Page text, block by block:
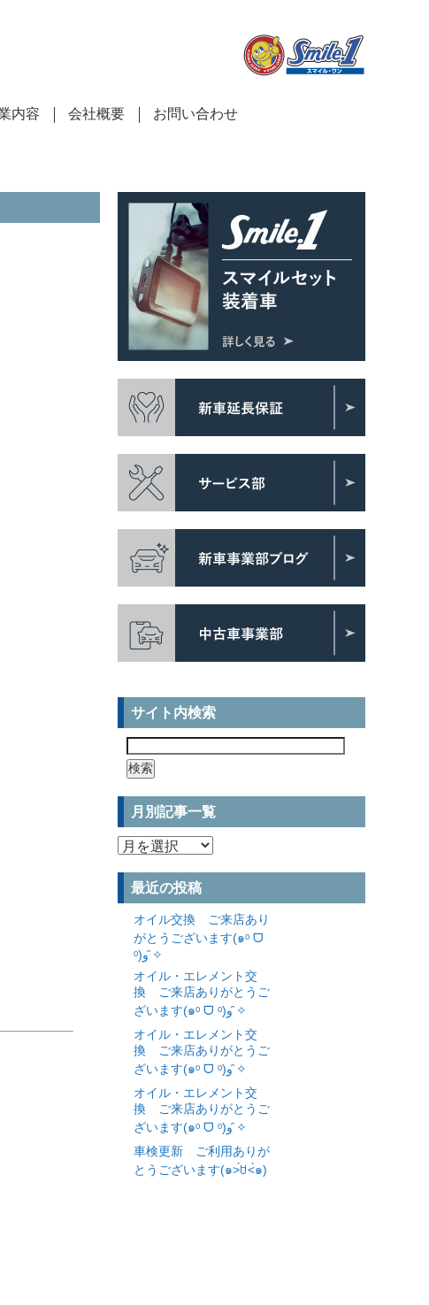
内容 会社概要 お問い合わせ
サイト内検索
検
索:
月別記事一覧
月
最近の投稿
オイル交換 ご来店あり
がとうございます(๑ᵒ ᗜ
ᵒ)و ̑✧
オイル・エレメント交
換 ご来店ありがとうご
ざいます(๑ᵒ ᗜ ᵒ)و ̑✧
オイル・エレメント交
換 ご来店ありがとうご
ざいます(๑ᵒ ᗜ ᵒ)و ̑✧
オイル・エレメント交
換 ご来店ありがとうご
ざいます(๑ᵒ ᗜ ᵒ)و ̑✧
車検更新 ご利用ありが
とうございます(๑˃́ꇴ˂̀๑)